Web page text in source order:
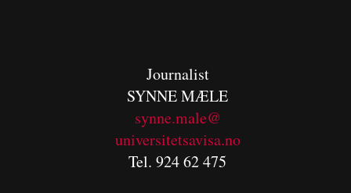
Journalist
SYNNE MÆLE
synne.male@
universitetsavisa.no
Tel. 924 62 475